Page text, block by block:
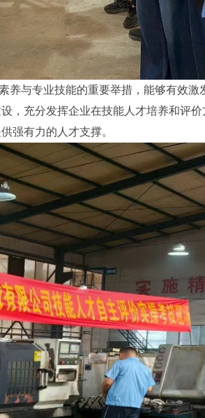
与专业技能的重要举措，能够有效激
，充分发挥企业在技能人才培养和评
强有力的人才支撑。